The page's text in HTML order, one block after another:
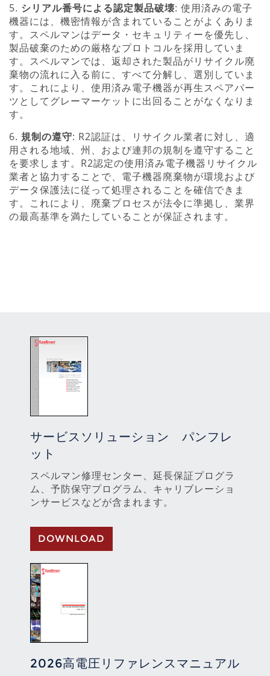
5. シリアル番号による認定製品破壊: 使用済みの電子
機器には、機密情報が含まれていることがよくありま
す。スペルマンはデータ・セキュリティーを優先し、
製品破棄のための厳格なプロトコルを採用していま
す。スペルマンでは、返却された製品がリサイクル廃
棄物の流れに入る前に、すべて分解し、選別していま
す。これにより、使用済み電子機器が再生スペアパー
ツとしてグレーマーケットに出回ることがなくなりま
す。
6. 規制の遵守: R2認証は、リサイクル業者に対し、適
用される地域、州、および連邦の規制を遵守すること
を要求します。R2認定の使用済み電子機器リサイクル
業者と協力することで、電子機器廃棄物が環境および
データ保護法に従って処理されることを確信できま
す。これにより、廃棄プロセスが法令に準拠し、業界
の最高基準を満たしていることが保証されます。
サービスソリューション パンフレ
ット
スペルマン修理センター、延長保証プログラ
ム、予防保守プログラム、キャリブレーショ
ンサービスなどが含まれます。
DOWNLOAD
2026高電圧リファレンスマニュアル